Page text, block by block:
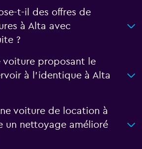
t-il des offres de
à Alta avec
?
voiture proposant le
à l’identique à Alta
voiture de location à
un nettoyage amélioré